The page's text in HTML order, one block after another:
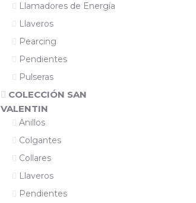
Llamadores de Energía
Llaveros
Pearcing
Pendientes
Pulseras
COLECCIÓN SAN
VALENTIN
Anillos
Colgantes
Collares
Llaveros
Pendientes